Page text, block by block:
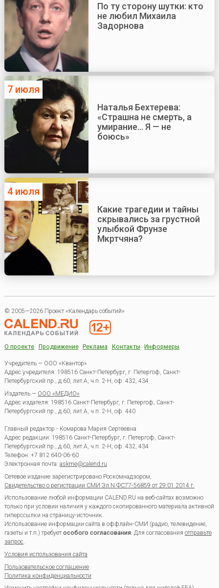
По ту сторону шутки: кто
не любил Михаила
Задорнова
7 июля
Наталья Бехтерева:
«Страшна не смерть, а
умирание... Я — не
боюсь»
4 июля
Какие трагедии и тайны
скрывались за грустной
улыбкой Фрунзе
Мкртчяна?
© 2005—2026 Проект «Календарь событий»
О проекте Продвижение Реклама Контакты Информеры
Учредитель — ООО «Квантор»
Адрес учредителя: 198516 Санкт-Петербург, г. Петергоф, Санкт-
Петербургский пр., д.60, лит.А, ч.п. 2-Н, оф. 432, 434
Издатель — ООО «МЕДИО»
Адрес издателя: 198516 Санкт-Петербург, г. Петергоф, Санкт-
Петербургский пр., д.60, лит.А, ч.п. 2-Н, оф. 440
Главный редактор - Комарова Мария Сергеевна
Адрес редакции: 198516 Санкт-Петербург, г. Петергоф, Санкт-
Петербургский пр., д.60, лит.А, ч.п. 2-Н, оф. 432, 434
Телефон: +7 812 640-06-60
Электронная почта: askme@calend.ru
Сетевое издание зарегистрировано Роскомнадзором,
Свидетельство о регистрации СМИ Эл.N ФС77-56859 от 29.01.2014 г.
Использование любой информации CALEND.RU на веб-сайтах возможно
только при условии наличия у каждого скопированного материала активной
гиперссылки на страницу-источник.
Использование информации сайта в оффлайн-СМИ (радио, телевидение,
газеты и т.п.) требуетособого согласования. Для согласования отправьте
запрос.
Условия использования сайта
Пользовательское соглашение
Политика конфиденциальности